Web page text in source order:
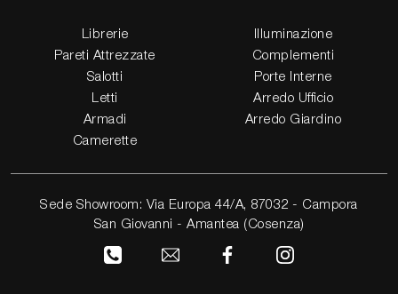
Librerie
Pareti Attrezzate
Salotti
Letti
Armadi
Camerette
Illuminazione
Complementi
Porte Interne
Arredo Ufficio
Arredo Giardino
Sede Showroom: Via Europa 44/A, 87032 - Campora
San Giovanni - Amantea (Cosenza)